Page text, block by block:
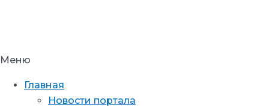
Меню
Главная
Новости портала